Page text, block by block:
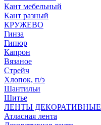
Кант мебельный
Кант разный
КРУЖЕВО
Гинза
Гипюр
Капрон
Вязаное
Стрейч
Хлопок, п/э
Шантильи
Шитье
ЛЕНТЫ ДЕКОРАТИВНЫЕ
Атласная лента